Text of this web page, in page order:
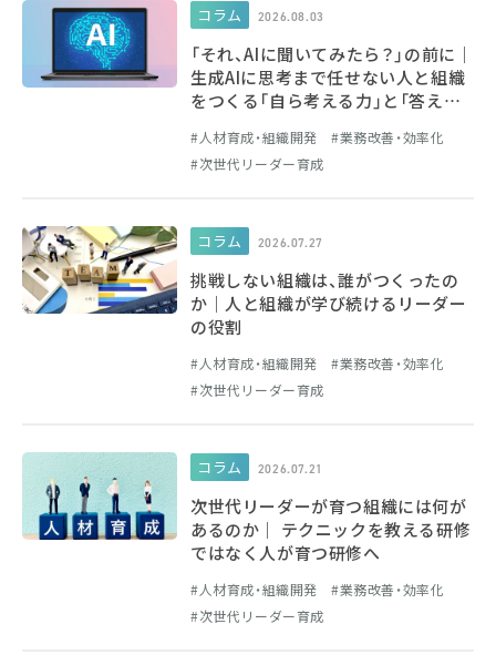
コラム 2026.08.03
「それ、AIに聞いてみたら？」の前に｜
生成AIに思考まで任せない人と組織
をつくる「自ら考える力」と「答えを
人材育成・組織開発
業務改善・効率化
次世代リーダー育成
コラム 2026.07.27
挑戦しない組織は、誰がつくったの
か｜人と組織が学び続けるリーダー
の役割
人材育成・組織開発
業務改善・効率化
次世代リーダー育成
コラム 2026.07.21
次世代リーダーが育つ組織には何が
あるのか｜ テクニックを教える研修
ではなく人が育つ研修へ
人材育成・組織開発
業務改善・効率化
次世代リーダー育成